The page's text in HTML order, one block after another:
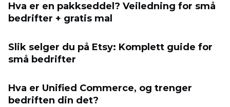
Hva er en pakkseddel? Veiledning for små
bedrifter + gratis mal
Slik selger du på Etsy: Komplett guide for
små bedrifter
Hva er Unified Commerce, og trenger
bedriften din det?